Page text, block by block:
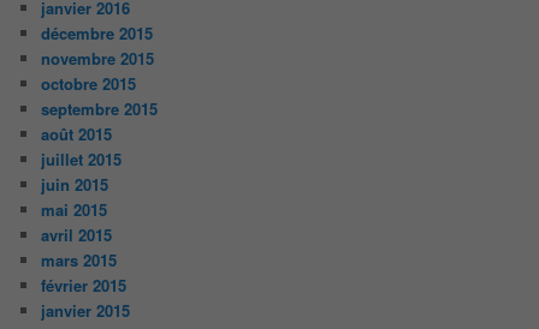
janvier 2016
décembre 2015
novembre 2015
octobre 2015
septembre 2015
août 2015
juillet 2015
juin 2015
mai 2015
avril 2015
mars 2015
février 2015
janvier 2015